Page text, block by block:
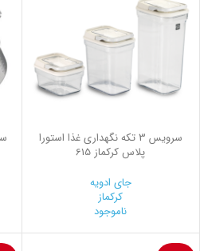
سرويس 3 تكه نگهداری غذا استورا
پلاس کرکماز 615
جای ادویه
کرکماز
ناموجود